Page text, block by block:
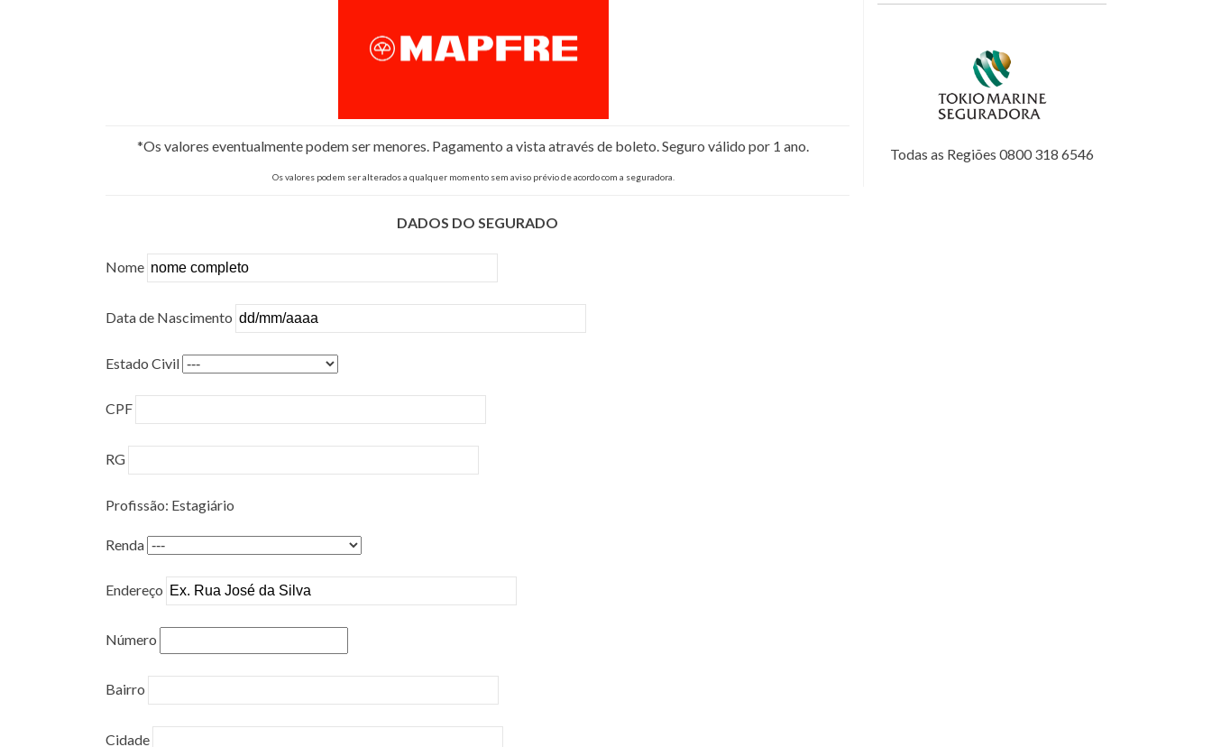
*Os valores eventualmente podem ser menores. Pagamento a vista através de boleto. Seguro válido por 1 ano.
Os valores podem ser alterados a qualquer momento sem aviso prévio de acordo com a seguradora.
DADOS DO SEGURADO
Nome
Data de Nascimento
Estado Civil
CPF
RG
Profissão: Estagiário
Renda
Endereço
Número
Bairro
Cidade
Todas as Regiões 0800 318 6546